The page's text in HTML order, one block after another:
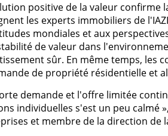
positive de la valeur confirme
les experts immobiliers de
mondiales et aux
de valeur dans
sûr. En même temps, les
de propriété résidentielle et
demande et l'offre limitée
individuelles s'est un peu calmé
et membre de la direction de